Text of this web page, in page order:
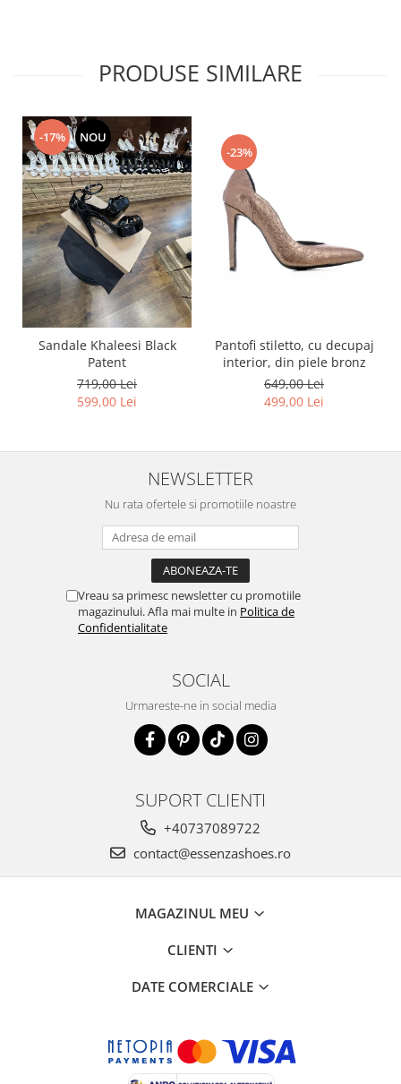
PRODUSE SIMILARE
-17% NOU
Sandale Khaleesi Black
Patent
719,00 Lei
599,00 Lei
-23%
Pantofi stiletto, cu decupaj
interior, din piele bronz
649,00 Lei
499,00 Lei
NEWSLETTER
Nu rata ofertele si promotiile noastre
Vreau sa primesc newsletter cu promotiile
magazinului. Afla mai multe in Politica de
Confidentialitate
SOCIAL
Urmareste-ne in social media
SUPORT CLIENTI
+40737089722
contact@essenzashoes.ro
MAGAZINUL MEU
CLIENTI
DATE COMERCIALE